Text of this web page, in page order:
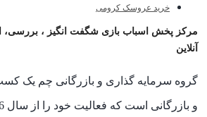
خرید عروسک کرومی
مرکز پخش اسباب بازی شگفت انگیز ، بررسی،
آنلاین
گروه سرمایه گذاری و بازرگانی چم یک